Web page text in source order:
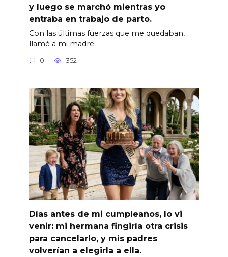
y luego se marchó mientras yo
entraba en trabajo de parto.
Con las últimas fuerzas que me quedaban,
llamé a mi madre.
0 352
Días antes de mi cumpleaños, lo vi
venir: mi hermana fingiría otra crisis
para cancelarlo, y mis padres
volverían a elegirla a ella.